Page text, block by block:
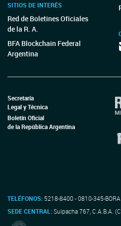
SITIOS DE INTERÉS
Red de Boletines Oficiales
de la R. A.
BFA Blockchain Federal
Argentina
Secretaría
Legal y Técnica
Boletín Oficial
de la República Argentina
TELÉFONOS: 5218-8400 - 0810-345-
SEDE CENTRAL:Suipacha 767, C.A.B.A.